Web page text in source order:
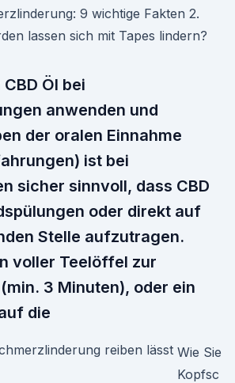
9 wichtige Fakten 2.
lassen sich mit Tapes lindern?
Öl bei
anwenden und
der oralen Einnahme
ist bei
sicher sinnvoll, dass CBD
oder direkt auf
Stelle aufzutragen.
voller Teelöffel zur
3 Minuten), oder ein
die
Wie Sie
Kopfsc